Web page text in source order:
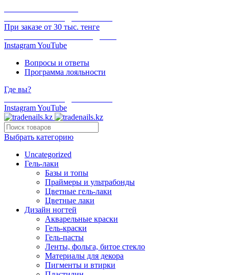
При заказе от 30 тыс. тенге
InstagramYouTube
Вопросы и ответы
Программа лояльности
Где вы?
InstagramYouTube
Выбрать категорию
Uncategorized
Гель-лаки
Базы и топы
Праймеры и ультрабонды
Цветные гель-лаки
Цветные лаки
Дизайн ногтей
Акварельные краски
Гель-краски
Гель-пасты
Ленты, фольга, битое стекло
Материалы для декора
Пигменты и втирки